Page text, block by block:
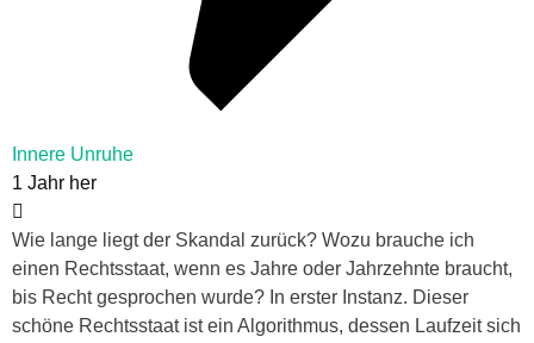
Innere Unruhe
1 Jahr her
Wie lange liegt der Skandal zurück? Wozu brauche ich
einen Rechtsstaat, wenn es Jahre oder Jahrzehnte braucht,
bis Recht gesprochen wurde? In erster Instanz. Dieser
schöne Rechtsstaat ist ein Algorithmus, dessen Laufzeit sich